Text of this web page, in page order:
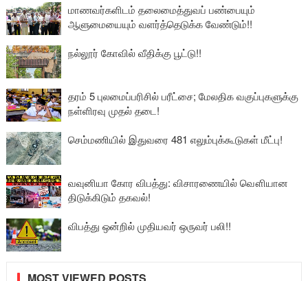
மாணவர்களிடம் தலைமைத்துவப் பண்பையும்
ஆளுமையையும் வளர்த்தெடுக்க வேண்டும்!!
நல்லூர் கோவில் வீதிக்கு பூட்டு!!
தரம் 5 புலமைப்பரிசில் பரீட்சை; மேலதிக வகுப்புகளுக்கு
நள்ளிரவு முதல் தடை!
செம்மணியில் இதுவரை 481 எலும்புக்கூடுகள் மீட்பு!
வவுனியா கோர விபத்து: விசாரணையில் வௌியான
திடுக்கிடும் தகவல்!
விபத்து ஒன்றில் முதியவர் ஒருவர் பலி!!